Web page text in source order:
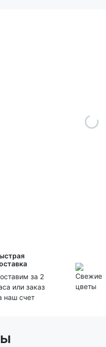
за 2
или заказ
наш счет